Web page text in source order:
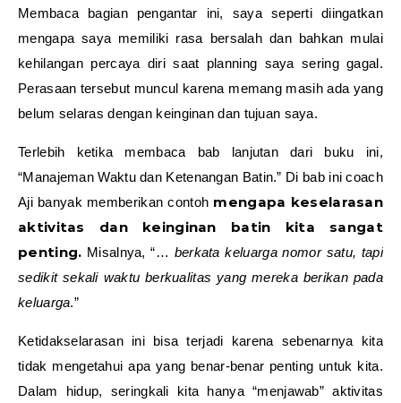
Membaca bagian pengantar ini, saya seperti diingatkan
mengapa saya memiliki rasa bersalah dan bahkan mulai
kehilangan percaya diri saat planning saya sering gagal.
Perasaan tersebut muncul karena memang masih ada yang
belum selaras dengan keinginan dan tujuan saya.
Terlebih ketika membaca bab lanjutan dari buku ini,
“Manajeman Waktu dan Ketenangan Batin.” Di bab ini coach
Aji banyak memberikan contoh mengapa keselarasan
aktivitas dan keinginan batin kita sangat
penting. Misalnya, “… berkata keluarga nomor satu, tapi
sedikit sekali waktu berkualitas yang mereka berikan pada
keluarga.”
Ketidakselarasan ini bisa terjadi karena sebenarnya kita
tidak mengetahui apa yang benar-benar penting untuk kita.
Dalam hidup, seringkali kita hanya “menjawab” aktivitas